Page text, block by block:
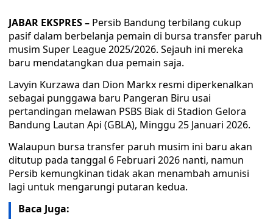
JABAR EKSPRES – Persib Bandung terbilang cukup
pasif dalam berbelanja pemain di bursa transfer paruh
musim Super League 2025/2026. Sejauh ini mereka
baru mendatangkan dua pemain saja.
Lavyin Kurzawa dan Dion Markx resmi diperkenalkan
sebagai punggawa baru Pangeran Biru usai
pertandingan melawan PSBS Biak di Stadion Gelora
Bandung Lautan Api (GBLA), Minggu 25 Januari 2026.
Walaupun bursa transfer paruh musim ini baru akan
ditutup pada tanggal 6 Februari 2026 nanti, namun
Persib kemungkinan tidak akan menambah amunisi
lagi untuk mengarungi putaran kedua.
Baca Juga: